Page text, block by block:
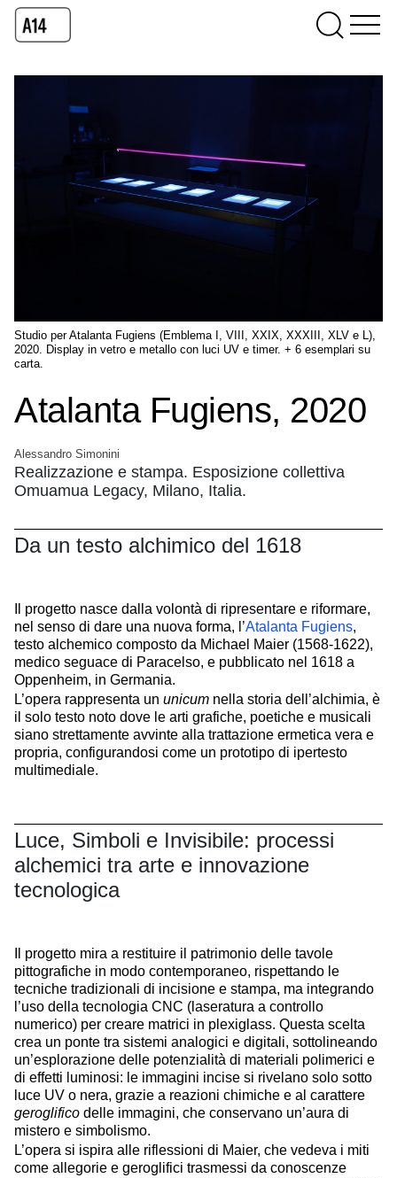
Studio per Atalanta Fugiens (Emblema I, VIII, XXIX, XXXIII, XLV e L),
2020. Display in vetro e metallo con luci UV e timer. + 6 esemplari su
carta.
Atalanta Fugiens, 2020
Alessandro Simonini
Realizzazione e stampa. Esposizione collettiva
Omuamua Legacy, Milano, Italia.
Da un testo alchimico del 1618
Il progetto nasce dalla volontà di ripresentare e riformare,
nel senso di dare una nuova forma, l’Atalanta Fugiens,
testo alchemico composto da Michael Maier (1568-1622),
medico seguace di Paracelso, e pubblicato nel 1618 a
Oppenheim, in Germania.
L’opera rappresenta un unicum nella storia dell’alchimia, è
il solo testo noto dove le arti grafiche, poetiche e musicali
siano strettamente avvinte alla trattazione ermetica vera e
propria, configurandosi come un prototipo di ipertesto
multimediale.
Luce, Simboli e Invisibile: processi
alchemici tra arte e innovazione
tecnologica
Il progetto mira a restituire il patrimonio delle tavole
pittografiche in modo contemporaneo, rispettando le
tecniche tradizionali di incisione e stampa, ma integrando
l’uso della tecnologia CNC (laseratura a controllo
numerico) per creare matrici in plexiglass. Questa scelta
crea un ponte tra sistemi analogici e digitali, sottolineando
un’esplorazione delle potenzialità di materiali polimerici e
di effetti luminosi: le immagini incise si rivelano solo sotto
luce UV o nera, grazie a reazioni chimiche e al carattere
geroglifico delle immagini, che conservano un’aura di
mistero e simbolismo.
L’opera si ispira alle riflessioni di Maier, che vedeva i miti
come allegorie e geroglifici trasmessi da conoscenze